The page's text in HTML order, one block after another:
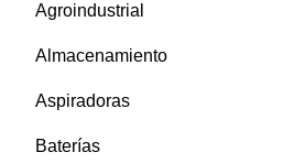
Agroindustrial
Almacenamiento
Aspiradoras
Baterías